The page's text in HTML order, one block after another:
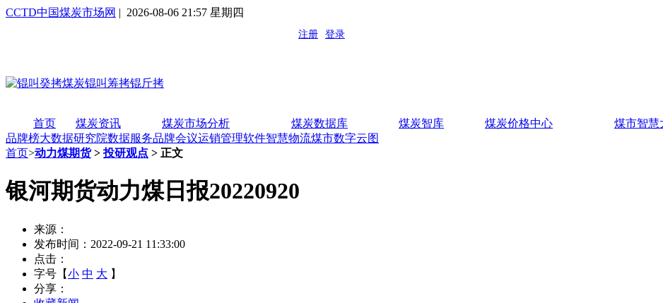
CCTD中国煤炭市场网 | 2026-08-06 21:57 星期四
首页 煤炭资讯 煤炭市场分析 煤炭数据库 煤炭智库 煤炭价格中心 煤市智慧
品牌榜大数据研究院数据服务品牌会议运销管理软件智慧物流煤市数字云图
首页>动力煤期货>投研观点 > 正文
银河期货动力煤日报20220920
来源：
发布时间：2022-09-21 11:33:00
点击：
字号【小 中 大 】
分享：